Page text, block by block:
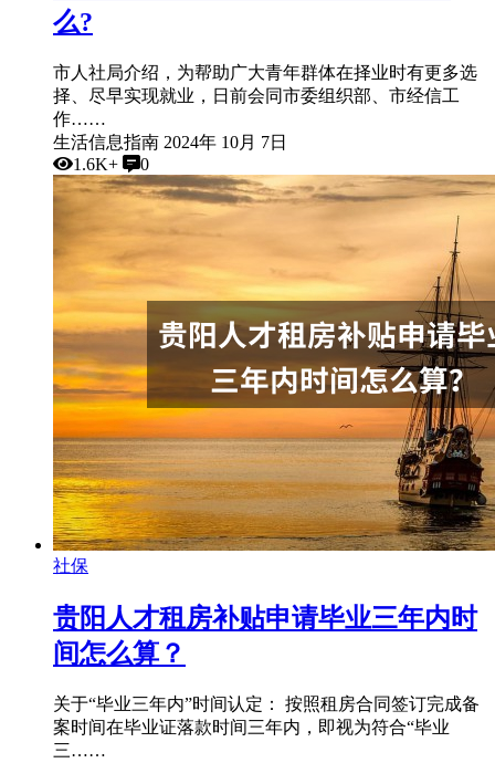
么?
市人社局介绍，为帮助广大青年群体在择业时有更多选
择、尽早实现就业，日前会同市委组织部、市经信工
作……
生活信息指南 2024年 10月 7日
1.6K+
0
社保
贵阳人才租房补贴申请毕业三年内时
间怎么算？
关于“毕业三年内”时间认定： 按照租房合同签订完成备
案时间在毕业证落款时间三年内，即视为符合“毕业
三……